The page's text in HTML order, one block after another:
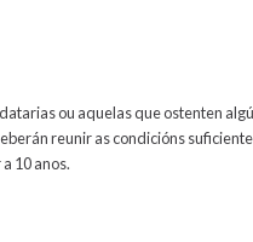
ou aquelas que ostenten
reunir as condicións
10 anos.